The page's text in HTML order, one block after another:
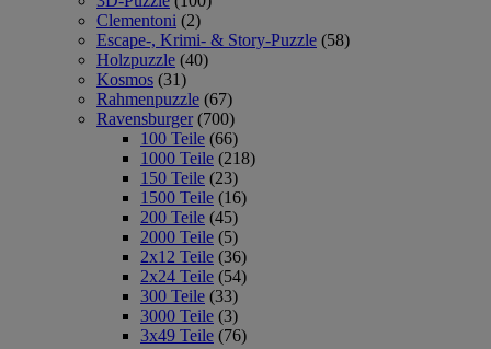
Clementoni (2)
Escape-, Krimi- & Story-Puzzle (58)
Holzpuzzle (40)
Kosmos (31)
Rahmenpuzzle (67)
Ravensburger (700)
100 Teile (66)
1000 Teile (218)
150 Teile (23)
1500 Teile (16)
200 Teile (45)
2000 Teile (5)
2x12 Teile (36)
2x24 Teile (54)
300 Teile (33)
3000 Teile (3)
3x49 Teile (76)